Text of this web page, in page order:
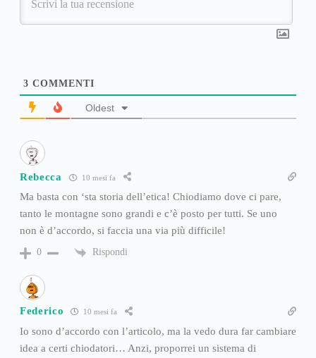
3 COMMENTI
Oldest
Rebecca 10 mesi fa
Ma basta con ‘sta storia dell’etica! Chiodiamo dove ci pare,
tanto le montagne sono grandi e c’è posto per tutti. Se uno
non è d’accordo, si faccia una via più difficile!
0 Rispondi
Federico 10 mesi fa
Io sono d’accordo con l’articolo, ma la vedo dura far cambiare
idea a certi chiodatori… Anzi, proporrei un sistema di